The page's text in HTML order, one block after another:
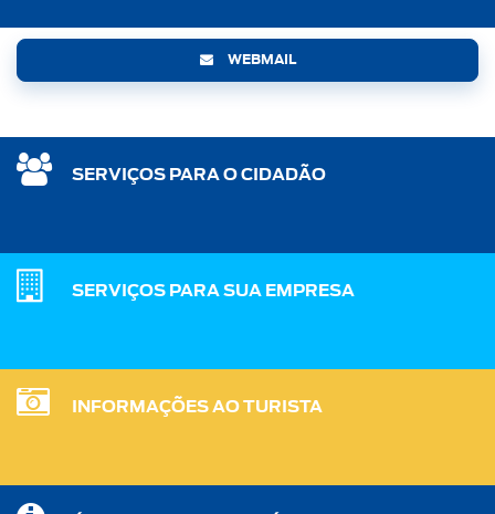
WEBMAIL
SERVIÇOS PARA O CIDADÃO
SERVIÇOS PARA SUA EMPRESA
INFORMAÇÕES AO TURISTA